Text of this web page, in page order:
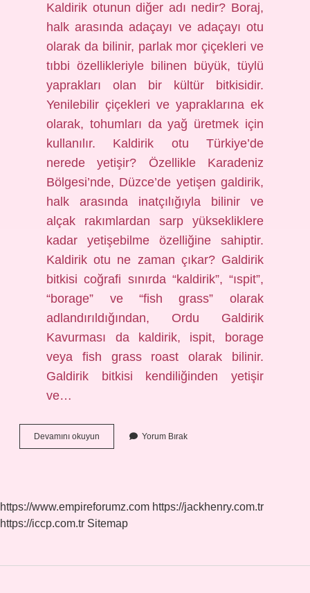
Kaldirik otunun diğer adı nedir? Boraj,
halk arasında adaçayı ve adaçayı otu
olarak da bilinir, parlak mor çiçekleri ve
tıbbi özellikleriyle bilinen büyük, tüylü
yaprakları olan bir kültür bitkisidir.
Yenilebilir çiçekleri ve yapraklarına ek
olarak, tohumları da yağ üretmek için
kullanılır. Kaldirik otu Türkiye’de
nerede yetişir? Özellikle Karadeniz
Bölgesi’nde, Düzce’de yetişen galdirik,
halk arasında inatçılığıyla bilinir ve
alçak rakımlardan sarp yüksekliklere
kadar yetişebilme özelliğine sahiptir.
Kaldirik otu ne zaman çıkar? Galdirik
bitkisi coğrafi sınırda “kaldirik”, “ıspit”,
“borage” ve “fish grass” olarak
adlandırıldığından, Ordu Galdirik
Kavurması da kaldirik, ispit, borage
veya fish grass roast olarak bilinir.
Galdirik bitkisi kendiliğinden yetişir
ve…
Devamını okuyun
Otu
Yorum Bırak
https://www.empireforumz.com https://jackhenry.com.tr
https://iccp.com.tr Sitemap